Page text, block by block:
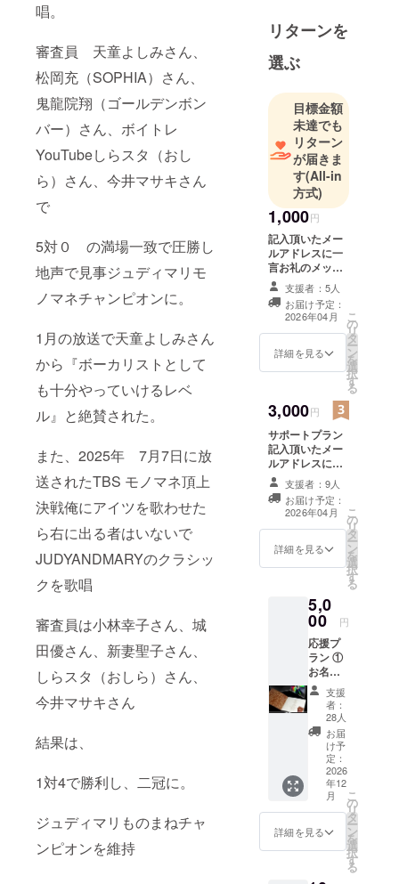
唱。
審査員 天童よしみさん、
松岡充（SOPHIA）さん、
鬼龍院翔（ゴールデンボン
バー）さん、ボイトレ
YouTubeしらスタ（おし
ら）さん、今井マサキさん
で
5対０ の満場一致で圧勝し
地声で見事ジュディマリモ
ノマネチャンピオンに。
1月の放送で天童よしみさん
から『ボーカリストとして
も十分やっていけるレベ
ル』と絶賛された。
また、2025年 7月7日に放
送されたTBS モノマネ頂上
決戦俺にアイツを歌わせた
ら右に出る者はいないで
JUDYANDMARYのクラシッ
クを歌唱
審査員は小林幸子さん、城
田優さん、新妻聖子さん、
しらスタ（おしら）さん、
今井マサキさん
結果は、
1対4で勝利し、二冠に。
ジュディマリものまねチャ
ンピオンを維持
ると言われ
る
JUDYANDM
ARYものまね
チャンピオ
ン二冠
経歴
幼少期にピ
アノや歌、5
年間フィ
ギュアス
ケートを習
う
名古屋ス
クールオブ
ク専門学校
大黒摩季さ
ん、プリン
セスプリン
セス渡辺敦
子さんや、
ロサンゼル
スでバンド
ケルジャク
ラス、ジュ
ディスヒル
に歌唱指導
を受ける。
OSANAFAC
E、パペット
ポピンズと
インディー
ズバンドで
活動。
パペットポ
ピンズは
JUDYANDM
リターンを
選ぶ
目標金額
未達でも
リターン
が届きま
す(All-in
方式)
1,000円
記入頂いたメー
ルアドレスに一
言お礼のメッ
セージを送らせ
ていただきます
♫ ※応援プランよ
り短い簡易の一
言のお礼メッ
セージになりま
ドレスを備考欄
にご記載くださ
い
支援者：5人
お届け予定：
2026年04月
詳細を見る
こ
の
リ
タ
ー
ン
を
選
択
す
る
3,000円
サポートプラン
記入頂いたメー
ルアドレスに一
言お礼のメッ
セージを送らせ
ていただきます
（ニックネー
ム）、メールア
支援者：9人
お届け予定：
2026年04月
詳細を見る
こ
の
リ
タ
ー
ン
を
選
択
す
る
5,0
00 円
応援プ
ラン ①
お名前
掲載 CD
の歌詞
カード
のスペ
シャル
サンク
スの
ページ
を作り
ます。
支援者
様のお
名前
支援
者：
28人
お届
け予
定：
2026
年12
月
詳細を見る
こ
の
リ
タ
ー
ン
を
選
択
す
る